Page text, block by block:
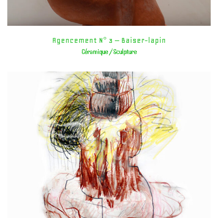
Agencement N° 3 – Baiser-lapin
Céramique / Sculpture